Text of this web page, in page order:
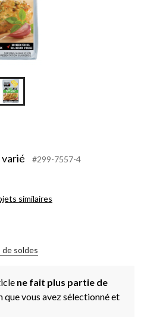
#299-7557-4
similaires
soldes
ne fait plus partie de
que vous avez sélectionné et